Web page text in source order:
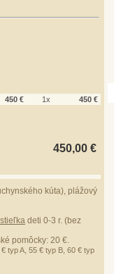
450 € 1x 450 €
450,00 €
kúta), plážový
deti 0-3 r. (bez
pomôcky: 20 €.
€ typ A, 55 € typ B, 60 € typ